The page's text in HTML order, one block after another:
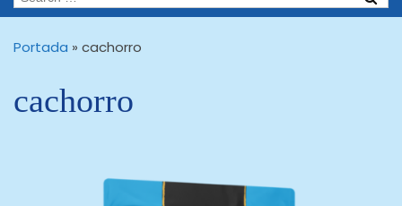
Portada » cachorro
cachorro